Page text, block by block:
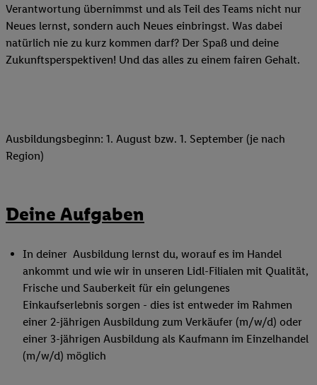
Verantwortung übernimmst und als Teil des Teams nicht nur
Neues lernst, sondern auch Neues einbringst. Was dabei
natürlich nie zu kurz kommen darf? Der Spaß und deine
Zukunftsperspektiven! Und das alles zu einem fairen Gehalt.
Ausbildungsbeginn: 1. August bzw. 1. September (je nach
Region)
Deine Aufgaben
In deiner Ausbildung lernst du, worauf es im Handel
ankommt und wie wir in unseren Lidl-Filialen mit Qualität,
Frische und Sauberkeit für ein gelungenes
Einkaufserlebnis sorgen - dies ist entweder im Rahmen
einer 2-jährigen Ausbildung zum Verkäufer (m/w/d) oder
einer 3-jährigen Ausbildung als Kaufmann im Einzelhandel
(m/w/d) möglich